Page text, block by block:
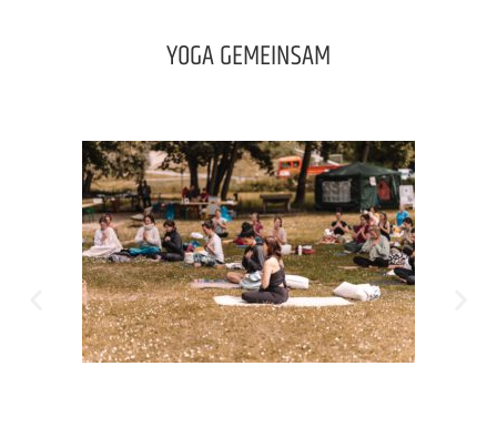
YOGA GEMEINSAM